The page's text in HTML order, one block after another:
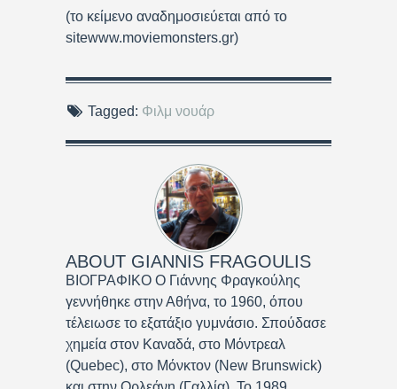
(το κείμενο αναδημοσιεύεται από το
sitewww.moviemonsters.gr)
Tagged: Φιλμ νουάρ
ABOUT GIANNIS FRAGOULIS
ΒΙΟΓΡΑΦΙΚΟ Ο Γιάννης Φραγκούλης
γεννήθηκε στην Αθήνα, το 1960, όπου
τέλειωσε το εξατάξιο γυμνάσιο. Σπούδασε
χημεία στον Καναδά, στο Μόντρεαλ
(Quebec), στο Μόνκτον (New Brunswick)